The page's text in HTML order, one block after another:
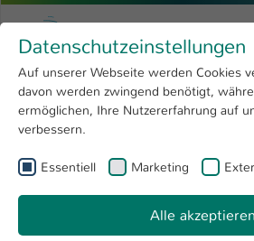
Menu
Research
University
International
Skip to main content
University of Applied
You are here: Research Projects & Expertise
Datenschutzeinstellungen
Auf unserer Webseite werden Cookies
davon werden zwingend benötigt,
ermöglichen, Ihre Nutzererfahrung auf
verbessern.
Essentiell Marketing
Alle akzeptieren